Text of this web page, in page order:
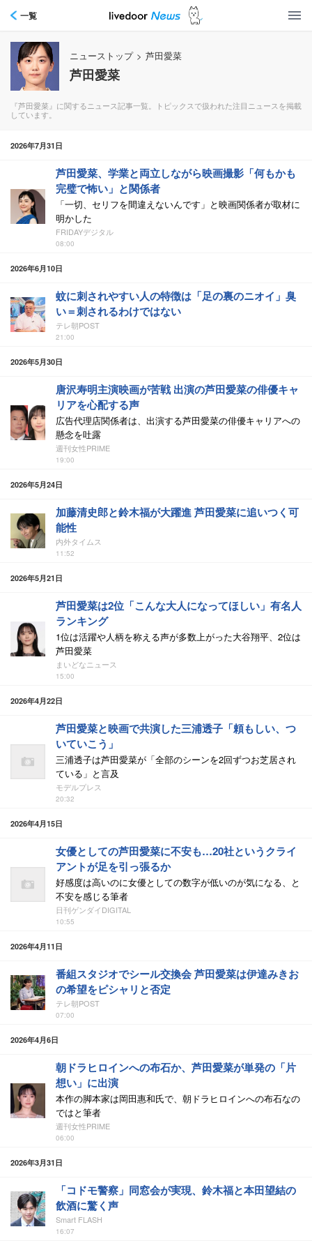
一覧
ニューストップ > 芦田愛菜
芦田愛菜
『芦田愛菜』に関するニュース記事一覧。トピックスで扱われた注目ニュースを掲載
しています。
2026年7月31日
芦田愛菜、学業と両立しながら映画撮影「何もかも
完璧で怖い」と関係者
「一切、セリフを間違えないんです」と映画関係者が取材に
明かした
FRIDAYデジタル
08:00
2026年6月10日
蚊に刺されやすい人の特徴は「足の裏のニオイ」臭
い＝刺されるわけではない
テレ朝POST
21:00
2026年5月30日
唐沢寿明主演映画が苦戦 出演の芦田愛菜の俳優キャ
リアを心配する声
広告代理店関係者は、出演する芦田愛菜の俳優キャリアへの
懸念を吐露
週刊女性PRIME
19:00
2026年5月24日
加藤清史郎と鈴木福が大躍進 芦田愛菜に追いつく可
能性
内外タイムス
11:52
2026年5月21日
芦田愛菜は2位「こんな大人になってほしい」有名人
ランキング
1位は活躍や人柄を称える声が多数上がった大谷翔平、2位は
芦田愛菜
まいどなニュース
15:00
2026年4月22日
芦田愛菜と映画で共演した三浦透子「頼もしい、つ
いていこう」
三浦透子は芦田愛菜が「全部のシーンを2回ずつお芝居され
ている」と言及
モデルプレス
20:32
2026年4月15日
女優としての芦田愛菜に不安も…20社というクライ
アントが足を引っ張るか
好感度は高いのに女優としての数字が低いのが気になる、と
不安を感じる筆者
日刊ゲンダイDIGITAL
10:55
2026年4月11日
番組スタジオでシール交換会 芦田愛菜は伊達みきお
の希望をピシャリと否定
テレ朝POST
07:00
2026年4月6日
朝ドラヒロインへの布石か、芦田愛菜が単発の「片
想い」に出演
本作の脚本家は岡田惠和氏で、朝ドラヒロインへの布石なの
ではと筆者
週刊女性PRIME
06:00
2026年3月31日
「コドモ警察」同窓会が実現、鈴木福と本田望結の
飲酒に驚く声
Smart FLASH
16:07